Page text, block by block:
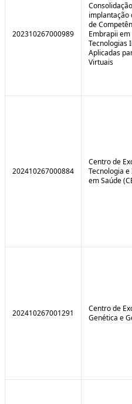
202310267000989
implantação
de
Embrapii em
Tecnologias
Aplicadas
Virtuais
202410267000884
Centro de
Tecnologia
em Saúde
202410267001291
Centro de
Genética e